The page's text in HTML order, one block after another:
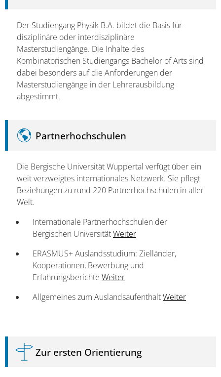
Der Studiengang Physik B.A. bildet die Basis für
disziplinäre oder interdisziplinäre
Masterstudiengänge. Die Inhalte des
Kombinatorischen Studiengangs Bachelor of Arts sind
dabei besonders auf die Anforderungen der
Masterstudiengänge in der Lehrerausbildung
abgestimmt.
Partnerhochschulen
Die Bergische Universität Wuppertal verfügt über ein
weit verzweigtes internationales Netzwerk. Sie pflegt
Beziehungen zu rund 220 Partnerhochschulen in aller
Welt.
Internationale Partnerhochschulen der
Bergischen UniversitätWeiter
ERASMUS+ Auslandsstudium: Zielländer,
Kooperationen, Bewerbung und
Erfahrungsberichte Weiter
Allgemeines zum AuslandsaufenthaltWeiter
Zur ersten Orientierung